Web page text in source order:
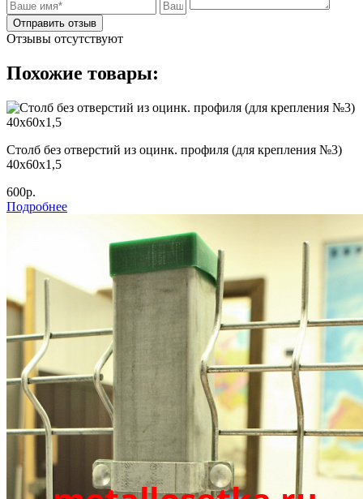
Отправить отзыв
Отзывы отсутствуют
Похожие товары:
Столб без отверстий из оцинк. профиля (для крепления №3)
40х60х1,5
600р.
Подробнее